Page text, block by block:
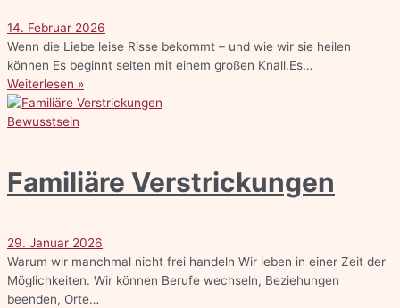
14. Februar 2026
Wenn die Liebe leise Risse bekommt – und wie wir sie heilen
können Es beginnt selten mit einem großen Knall.Es…
Weiterlesen »
Bewusstsein
Familiäre Verstrickungen
29. Januar 2026
Warum wir manchmal nicht frei handeln Wir leben in einer Zeit der
Möglichkeiten. Wir können Berufe wechseln, Beziehungen
beenden, Orte…